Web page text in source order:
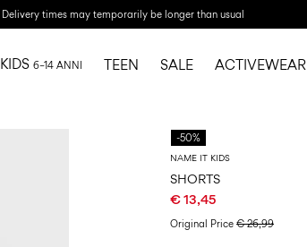
Delivery times may temporarily be longer than usual
KIDS 6–14 ANNI TEEN SALE ACTIVEWEAR
-50%
NAME IT KIDS
SHORTS
€ 13,45
Original Price € 26,99